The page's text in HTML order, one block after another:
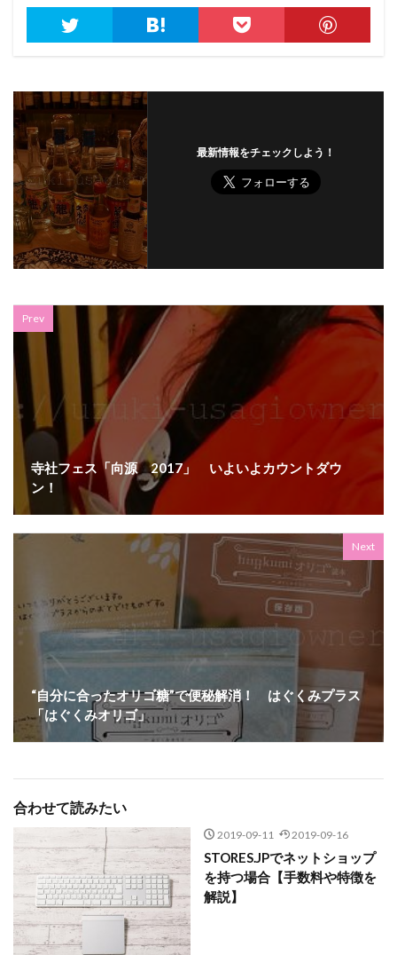
最新情報をチェックしよう！
Prev
寺社フェス「向源 2017」 いよいよカウントダウ
ン！
Next
“自分に合ったオリゴ糖”で便秘解消！ はぐくみプラス
「はぐくみオリゴ」
合わせて読みたい
2019-09-11 2019-09-16
STORES.JPでネットショップ
を持つ場合【手数料や特徴を
解説】